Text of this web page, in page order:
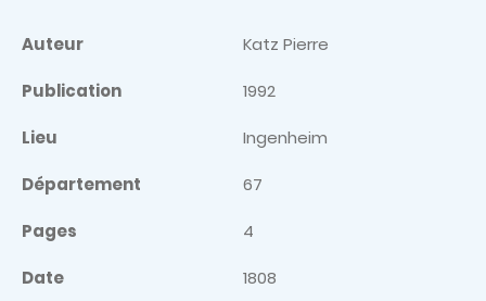
Auteur Katz Pierre
Publication 1992
Lieu Ingenheim
Département 67
Pages 4
Date 1808